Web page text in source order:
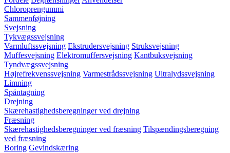
Chloroprengummi
Sammenføjning
Svejsning
Tykvægssvejsning
Varmluftssvejsning Ekstrudersvejsning Struksvejsning
Muffesvejsning Elektromuffersvejsning Kantbuksvejsning
Tyndvægssvejsning
Højrefrekvenssvejsning Varmestrådssvejsning Ultralydssvejsning
Limning
Spåntagning
Drejning
Skærehastighedsberegninger ved drejning
Fræsning
Skærehastighedsberegninger ved fræsning Tilspændingsberegning
ved fræsning
Boring Gevindskæring